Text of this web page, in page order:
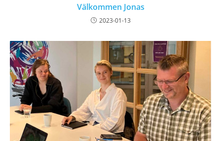
Välkommen Jonas
2023-01-13